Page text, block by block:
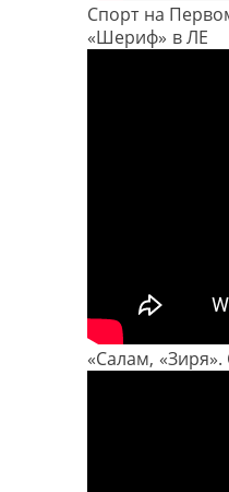
Спорт на
«Шериф» в ЛЕ
«Салам,